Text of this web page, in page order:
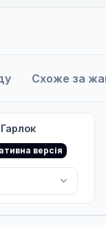
Схоже за
версія